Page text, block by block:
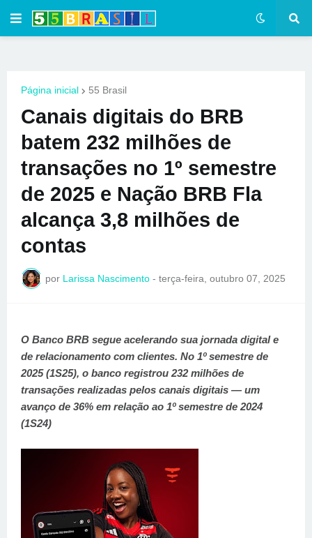
Página inicial 55 Brasil
Canais digitais do BRB
batem 232 milhões de
transações no 1º semestre
de 2025 e Nação BRB Fla
alcança 3,8 milhões de
contas
por Larissa Nascimento - terça-feira, outubro 07, 2025
O Banco BRB segue acelerando sua jornada digital e
de relacionamento com clientes. No 1º semestre de
2025 (1S25), o banco registrou 232 milhões de
transações realizadas pelos canais digitais — um
avanço de 36% em relação ao 1º semestre de 2024
(1S24)